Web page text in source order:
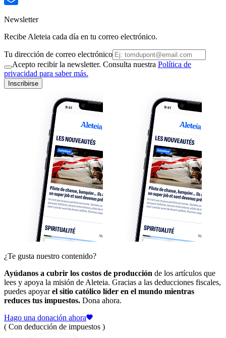
Newsletter
Recibe Aleteia cada día en tu correo electrónico.
Tu dirección de correo electrónico
Acepto recibir la newsletter. Consulta nuestra Política de
privacidad para saber más.
Inscribirse
¿Te gusta nuestro contenido?
Ayúdanos a cubrir los costos de producción de los artículos que
lees y apoya la misión de Aleteia. Gracias a las deducciones fiscales,
puedes apoyarel sitio católico líder en el mundo mientras
reduces tus impuestos. Dona ahora.
Hago una donación ahora
( Con deducción de impuestos )